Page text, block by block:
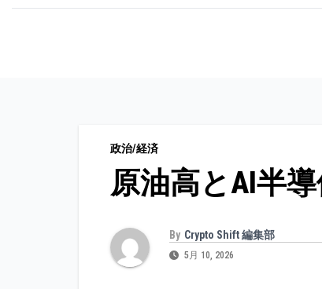
政治/経済
原油高とAI半
By Crypto Shift 編集部
5月 10, 2026